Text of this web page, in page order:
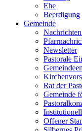
Ehe
Beerdigung
Gemeinde
Newsletter
Pastorale
Rat der
Gemeinde
Offener